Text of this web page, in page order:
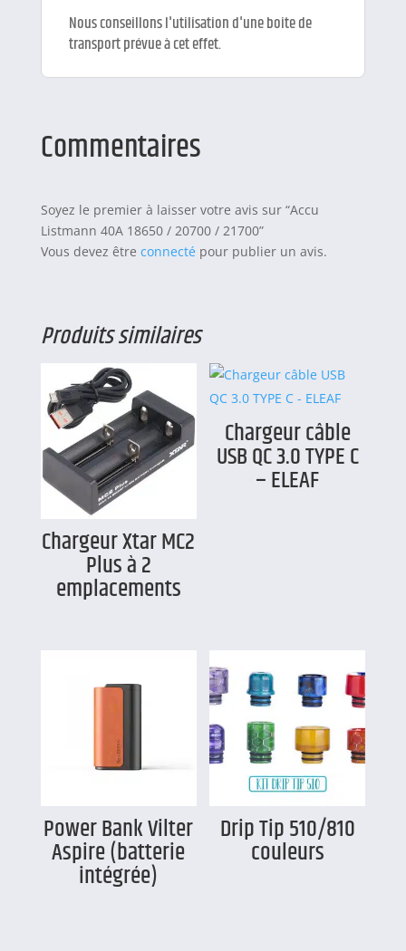
Nous conseillons l'utilisation d'une boite de
transport prévue à cet effet.
Commentaires
Soyez le premier à laisser votre avis sur “Accu
Listmann 40A 18650 / 20700 / 21700”
Vous devez être connecté pour publier un avis.
Produits similaires
Chargeur Xtar MC2
Plus à 2
emplacements
Chargeur câble
USB QC 3.0 TYPE C
– ELEAF
Power Bank Vilter
Aspire (batterie
intégrée)
Drip Tip 510/810
couleurs